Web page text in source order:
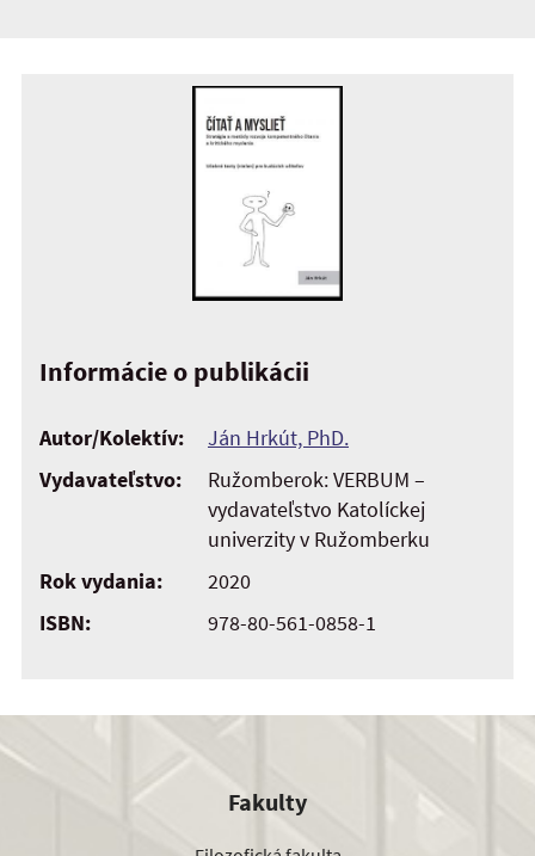
Informácie o publikácii
Autor/Kolektív:
Ján Hrkút, PhD.
Vydavateľstvo:
Ružomberok: VERBUM –
vydavateľstvo Katolíckej
univerzity v Ružomberku
Rok vydania:
2020
ISBN:
978-80-561-0858-1
Fakulty